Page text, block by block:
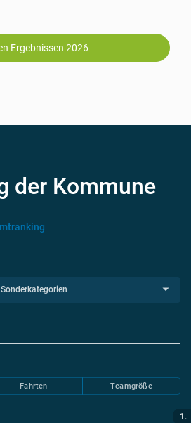
Ergebnissen 2026
der Kommune
Sonderkategorien
Fahrten Teamgröße
1.